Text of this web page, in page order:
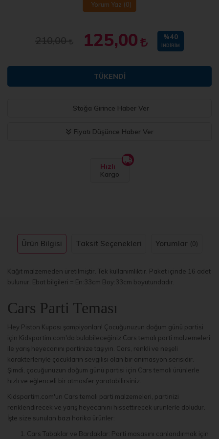
Yorum Yaz (0)
210,00 125,00 %40
İNDIRIM
TÜKENDI
Stoğa Girince Haber Ver
Fiyatı Düşünce Haber Ver
Hızlı
Kargo
Ürün Bilgisi Taksit Seçenekleri Yorumlar (0)
Kağıt malzemeden üretilmiştir. Tek kullanımlıktır. Paket içinde 16 adet
bulunur. Ebat bilgileri = En:33cm Boy:33cm boyutundadır.
Cars Parti Teması
Hey Piston Kupası şampiyonları! Çocuğunuzun doğum günü partisi
için Kidspartim.com'da bulabileceğiniz Cars temalı parti malzemeleri
ile yarış heyecanını partinize taşıyın. Cars, renkli ve neşeli
karakterleriyle çocukların sevgilisi olan bir animasyon serisidir.
Şimdi, çocuğunuzun doğum günü partisi için Cars temalı ürünlerle
hızlı ve eğlenceli bir atmosfer yaratabilirsiniz.
Kidspartim.com'un Cars temalı parti malzemeleri, partinizi
renklendirecek ve yarış heyecanını hissettirecek ürünlerle doludur.
İşte size sunulan bazı harika ürünler:
Cars Tabaklar ve Bardaklar: Parti masasını canlandırmak için